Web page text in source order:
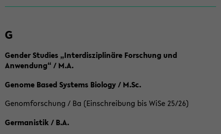
G
Gender Studies „Interdisziplinäre Forschung und
Anwendung“ / M.A.
Genome Based Systems Biology / M.Sc.
Genomforschung / Ba (Einschreibung bis WiSe 25/26)
Germanistik / B.A.